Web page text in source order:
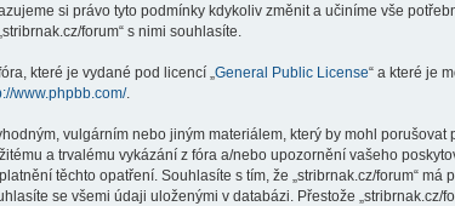
si právo tyto podmínky kdykoliv změnit a učiníme vše
forum“ s nimi souhlasíte.
které je vydané pod licencí „ General Public License“ a které je
www.phpbb.com/.
vulgárním nebo jiným materiálem, který by mohl porušovat
a trvalému vykázání z fóra a/nebo upozornění vašeho
těchto opatření. Souhlasíte s tím, že „stribrnak.cz/forum“
se všemi údaji uloženými v databázi. Přestože „stribrnak.cz/